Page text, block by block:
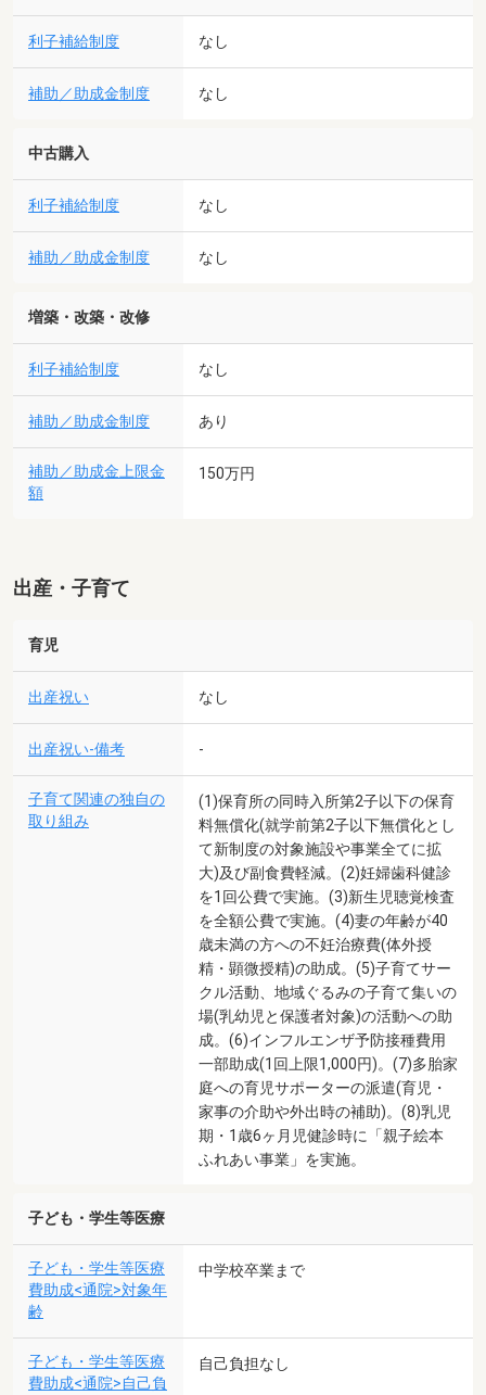
利子補給制度 なし
補助／助成金制度 なし
中古購入
利子補給制度 なし
補助／助成金制度 なし
増築・改築・改修
利子補給制度 なし
補助／助成金制度 あり
補助／助成金上限金
額
150万円
出産・子育て
育児
出産祝い なし
出産祝い-備考 -
子育て関連の独自の
取り組み
(1)保育所の同時入所第2子以下の保育
料無償化(就学前第2子以下無償化とし
て新制度の対象施設や事業全てに拡
大)及び副食費軽減。(2)妊婦歯科健診
を1回公費で実施。(3)新生児聴覚検査
を全額公費で実施。(4)妻の年齢が40
歳未満の方への不妊治療費(体外授
精・顕微授精)の助成。(5)子育てサー
クル活動、地域ぐるみの子育て集いの
場(乳幼児と保護者対象)の活動への助
成。(6)インフルエンザ予防接種費用
一部助成(1回上限1,000円)。(7)多胎家
庭への育児サポーターの派遣(育児・
家事の介助や外出時の補助)。(8)乳児
期・1歳6ヶ月児健診時に「親子絵本
ふれあい事業」を実施。
子ども・学生等医療
子ども・学生等医療
費助成<通院>対象年
齢
中学校卒業まで
子ども・学生等医療
費助成<通院>自己負
自己負担なし